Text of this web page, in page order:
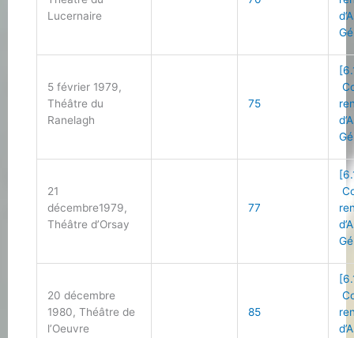
Lucernaire
5 février 1979,
Théâtre du
Ranelagh
75
21
décembre1979,
Théâtre d’Orsay
77
20 décembre
1980, Théâtre de
l’Oeuvre
85